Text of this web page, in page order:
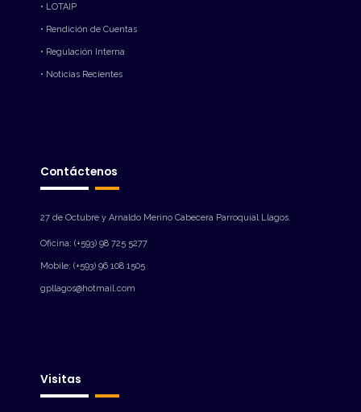
• LOTAIP
• Rendición de Cuentas
• Regulación Interna
• Noticias Recientes
Contáctenos
27 de Octubre y Arnaldo Merino Cabecera Parroquial Llagos.
Oficina: (+593) 98 725 5277
Mobile: (+593) 96 108 1505
gpllagos@hotmail.com
Visitas